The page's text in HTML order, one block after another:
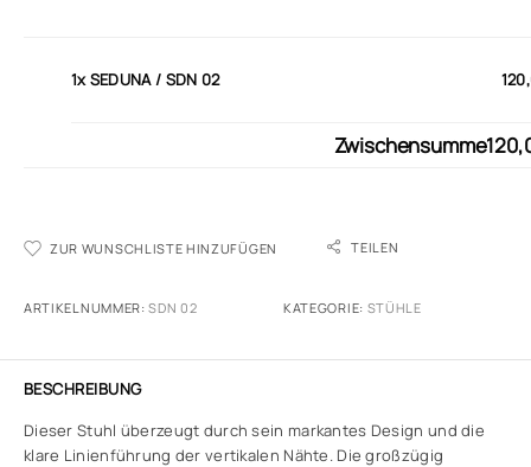
1xSEDUNA / SDN 02
Zwischensumme
ZUR WUNSCHLISTE HINZUFÜGEN TEILEN
ARTIKELNUMMER:SDN 02 KATEGORIE: STÜHLE
BESCHREIBUNG
Dieser Stuhl überzeugt durch sein markantes Design und die
klare Linienführung der vertikalen Nähte. Die großzügig